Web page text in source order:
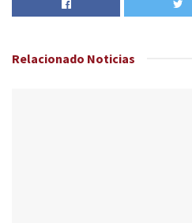
Relacionado Noticias